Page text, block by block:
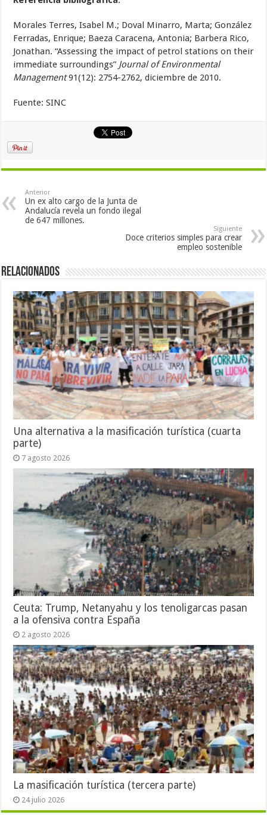
Morales Terres, Isabel M.; Doval Minarro, Marta; González
Ferradas, Enrique; Baeza Caracena, Antonia; Barbera Rico,
Jonathan. “Assessing the impact of petrol stations on their
immediate surroundings” Journal of Environmental
Management91(12): 2754-2762, diciembre de 2010.
Fuente: SINC
Anterior
Un ex alto cargo de la Junta de
Andalucía revela un fondo ilegal
de 647 millones.
Siguiente
Doce criterios simples para crear
empleo sostenible
Relacionados
Una alternativa a la masificación turística (cuarta
parte)
7 agosto 2026
Ceuta: Trump, Netanyahu y los tenoligarcas pasan
a la ofensiva contra España
2 agosto 2026
La masificación turística (tercera parte)
24 julio 2026